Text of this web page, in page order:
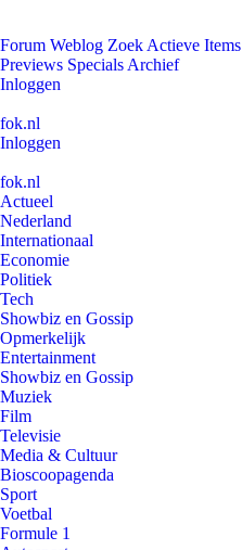
Forum Weblog Zoek Actieve Items
Previews Specials Archief
Inloggen
fok.nl
Inloggen
fok.nl
Actueel
Nederland
Internationaal
Economie
Politiek
Tech
Showbiz en Gossip
Opmerkelijk
Entertainment
Showbiz en Gossip
Muziek
Film
Televisie
Media & Cultuur
Bioscoopagenda
Sport
Voetbal
Formule 1